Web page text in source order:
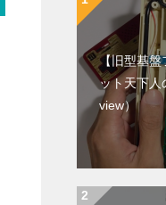
【旧型基盤
ット天下人
view）